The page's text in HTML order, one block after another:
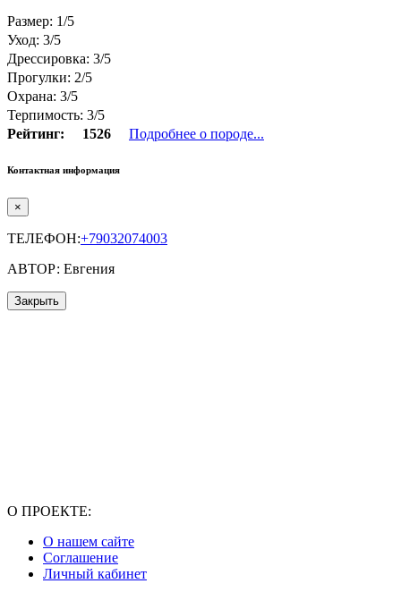
Размер: 1/5
Уход: 3/5
Дрессировка: 3/5
Прогулки: 2/5
Охрана: 3/5
Терпимость: 3/5
Рейтинг:
1526 Подробнее о породе...
Контактная информация
×
ТЕЛЕФОН:+79032074003
АВТОР: Евгения
Закрыть
О ПРОЕКТЕ:
О нашем сайте
Соглашение
Личный кабинет